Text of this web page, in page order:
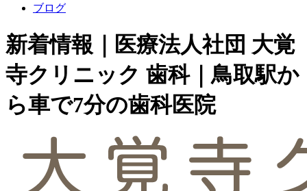
ブログ
新着情報｜医療法人社団 大覚
寺クリニック 歯科｜鳥取駅か
ら車で7分の歯科医院